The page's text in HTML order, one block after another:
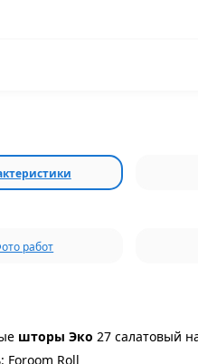
работ
шторы Эко 27 салатовый
Foroom Roll